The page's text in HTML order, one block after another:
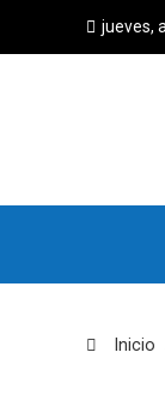
jueves,
Inicio